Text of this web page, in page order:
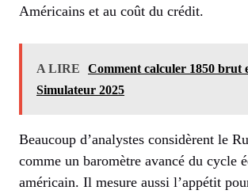
Américains et au coût du crédit.
A LIRE
Comment calculer 1850 brut
Simulateur 2025
Beaucoup d’analystes considèrent le
comme un baromètre avancé du cycle
américain. Il mesure aussi l’appétit